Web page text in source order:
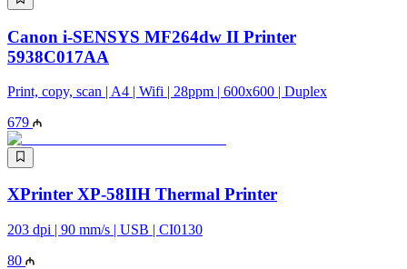
Canon i-SENSYS MF264dw II Printer
5938C017AA
Print, copy, scan | A4 | Wifi | 28ppm | 600x600 | Duplex
679
XPrinter XP-58IIH Thermal Printer
203 dpi | 90 mm/s | USB | CI0130
80